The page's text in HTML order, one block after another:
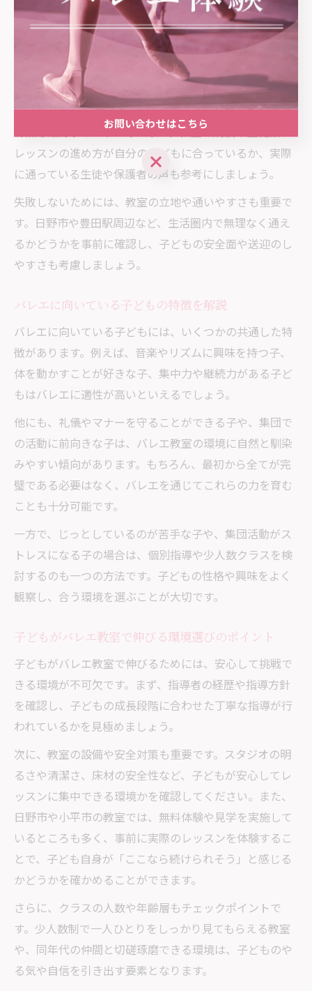
しているかをチェックしましょう。体験レッスンや見学
を通じて、実際に先生やクラスの雰囲気を肌で感じるこ
とが大切です。
また、東京都日野市や小平市のバレエ教室では、初心者
向けのサポート体制や、個々のペースに合わせた指導の
有無も確認ポイントとなります。教室の規模や生徒数、
レッスンの進め方が自分の子どもに合っているか、実際
に通っている生徒や保護者の声も参考にしましょう。
失敗しないためには、教室の立地や通いやすさも重要で
す。日野市や豊田駅周辺など、生活圏内で無理なく通え
るかどうかを事前に確認し、子どもの安全面や送迎のし
やすさも考慮しましょう。
バレエに向いている子どもの特徴を解説
バレエに向いている子どもには、いくつかの共通した特
徴があります。例えば、音楽やリズムに興味を持つ子、
体を動かすことが好きな子、集中力や継続力がある子ど
もはバレエに適性が高いといえるでしょう。
他にも、礼儀やマナーを守ることができる子や、集団で
の活動に前向きな子は、バレエ教室の環境に自然と馴染
みやすい傾向があります。もちろん、最初から全てが完
璧である必要はなく、バレエを通じてこれらの力を育む
ことも十分可能です。
一方で、じっとしているのが苦手な子や、集団活動がス
トレスになる子の場合は、個別指導や少人数クラスを検
討するのも一つの方法です。子どもの性格や興味をよく
観察し、合う環境を選ぶことが大切です。
子どもがバレエ教室で伸びる環境選びのポイント
子どもがバレエ教室で伸びるためには、安心して挑戦で
きる環境が不可欠です。まず、指導者の経歴や指導方針
を確認し、子どもの成長段階に合わせた丁寧な指導が行
われているかを見極めましょう。
次に、教室の設備や安全対策も重要です。スタジオの明
るさや清潔さ、床材の安全性など、子どもが安心してレ
ッスンに集中できる環境かを確認してください。また、
日野市や小平市の教室では、無料体験や見学を実施して
いるところも多く、事前に実際のレッスンを体験するこ
とで、子ども自身が「ここなら続けられそう」と感じる
かどうかを確かめることができます。
さらに、クラスの人数や年齢層もチェックポイントで
す。少人数制で一人ひとりをしっかり見てもらえる教室
や、同年代の仲間と切磋琢磨できる環境は、子どものや
る気や自信を引き出す要素となります。
お問い合わせはこちら